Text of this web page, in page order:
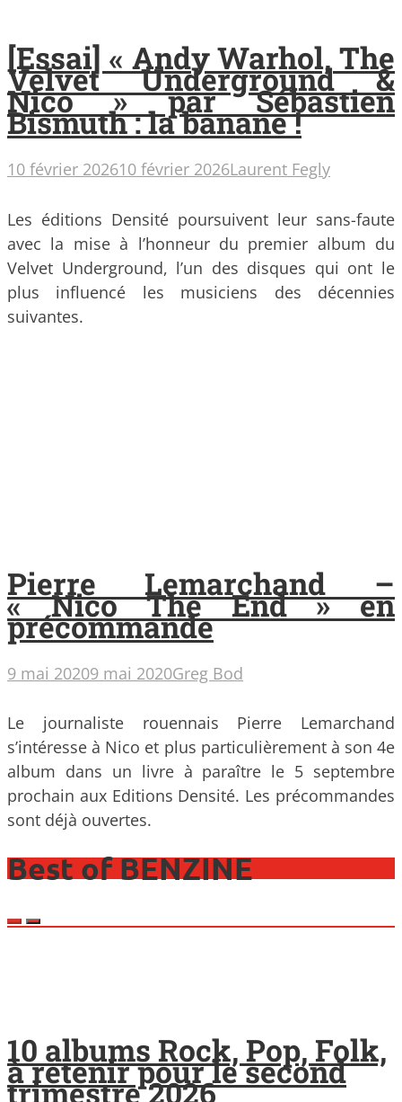
[Essai] « Andy Warhol, The
Velvet Underground &
Nico » par Sébastien
Bismuth : la banane !
10 février 202610 février 2026Laurent Fegly
Les éditions Densité poursuivent leur sans-faute
avec la mise à l’honneur du premier album du
Velvet Underground, l’un des disques qui ont le
plus influencé les musiciens des décennies
suivantes.
Pierre Lemarchand –
« Nico The End » en
précommande
9 mai 20209 mai 2020Greg Bod
Le journaliste rouennais Pierre Lemarchand
s’intéresse à Nico et plus particulièrement à son 4e
album dans un livre à paraître le 5 septembre
prochain aux Editions Densité. Les précommandes
sont déjà ouvertes.
Best of BENZINE
10 albums Rock, Pop, Folk,
à retenir pour le second
trimestre 2026